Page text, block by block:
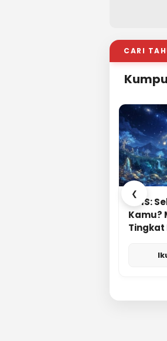
CARI
❮
KUIS:
Kamu?
Tingkat